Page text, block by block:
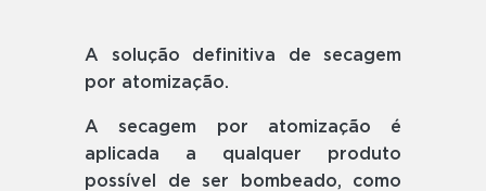
A solução definitiva de secagem
por atomização.
A secagem por atomização é
aplicada a qualquer produto
possível de ser bombeado, como